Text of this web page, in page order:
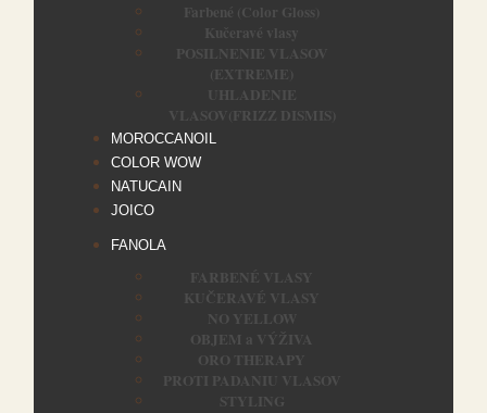
Farbené (Color Gloss)
Kučeravé vlasy
POSILNENIE VLASOV
(EXTREME)
UHLADENIE
VLASOV(FRIZZ DISMIS)
MOROCCANOIL
COLOR WOW
NATUCAIN
JOICO
FANOLA
FARBENÉ VLASY
KUČERAVÉ VLASY
NO YELLOW
OBJEM a VÝŽIVA
ORO THERAPY
PROTI PADANIU VLASOV
STYLING